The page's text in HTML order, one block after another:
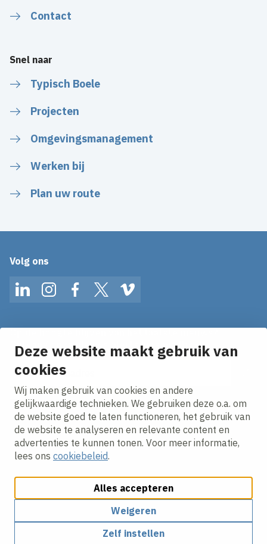
Deze website maakt gebruik van
cookies
Wij maken gebruik van cookies en andere
gelijkwaardige technieken. We gebruiken deze o.a. om
de website goed te laten functioneren, het gebruik van
de website te analyseren en relevante content en
advertenties te kunnen tonen. Voor meer informatie,
lees ons cookiebeleid.
Alles accepteren
Weigeren
Zelf instellen
Contact
Snel naar
Typisch Boele
Projecten
Omgevingsmanagement
Werken bij
Plan uw route
Volg ons
LinkedInInstagramFacebookTwitterVimeo
Ontvang onze nieuws alerts in je mailbox!
E-mailadres
Ik ga akkoord met hetprivacy statement.
Cookies aanpassenCookie beleidPrivacy policy
Algemene inkoopvoorwaarden